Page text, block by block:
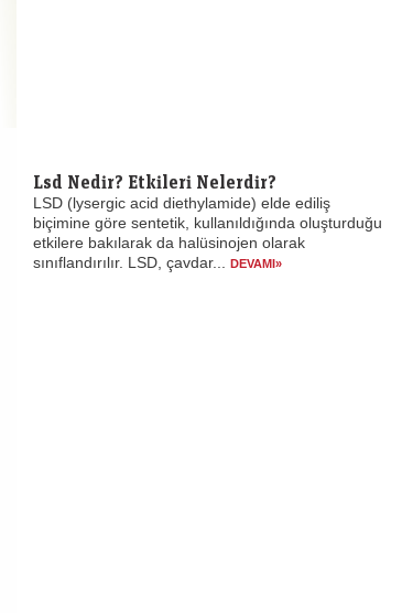
Lsd Nedir? Etkileri Nelerdir?
LSD (lysergic acid diethylamide) elde ediliş
biçimine göre sentetik, kullanıldığında oluşturduğu
etkilere bakılarak da halüsinojen olarak
sınıflandırılır. LSD, çavdar...
DEVAMI»